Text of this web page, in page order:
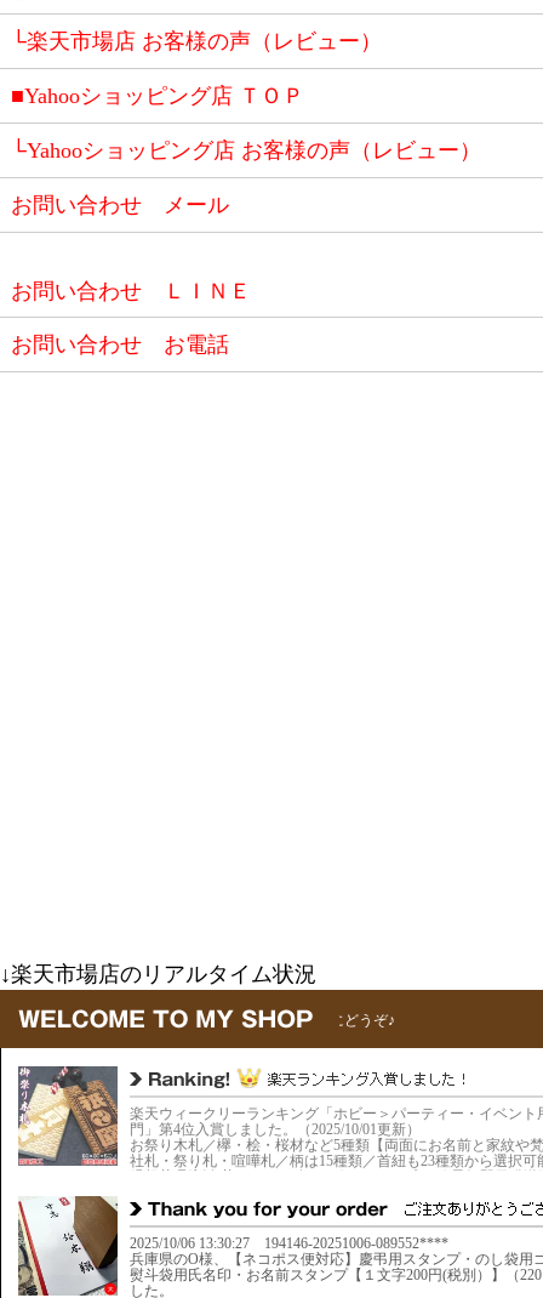
└楽天市場店 お客様の声（レビュー）
■Yahooショッピング店 ＴＯＰ
└Yahooショッピング店 お客様の声（レビュー）
お問い合わせ メール
お問い合わせ ＬＩＮＥ
お問い合わせ お電話
↓楽天市場店のリアルタイム状況